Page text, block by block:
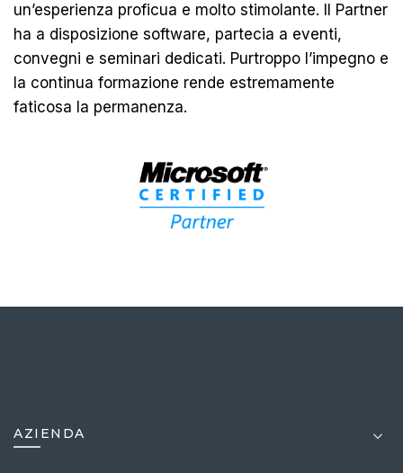
un’esperienza proficua e molto stimolante. Il Partner
ha a disposizione software, partecia a eventi,
convegni e seminari dedicati. Purtroppo l’impegno e
la continua formazione rende estremamente
faticosa la permanenza.
AZIENDA